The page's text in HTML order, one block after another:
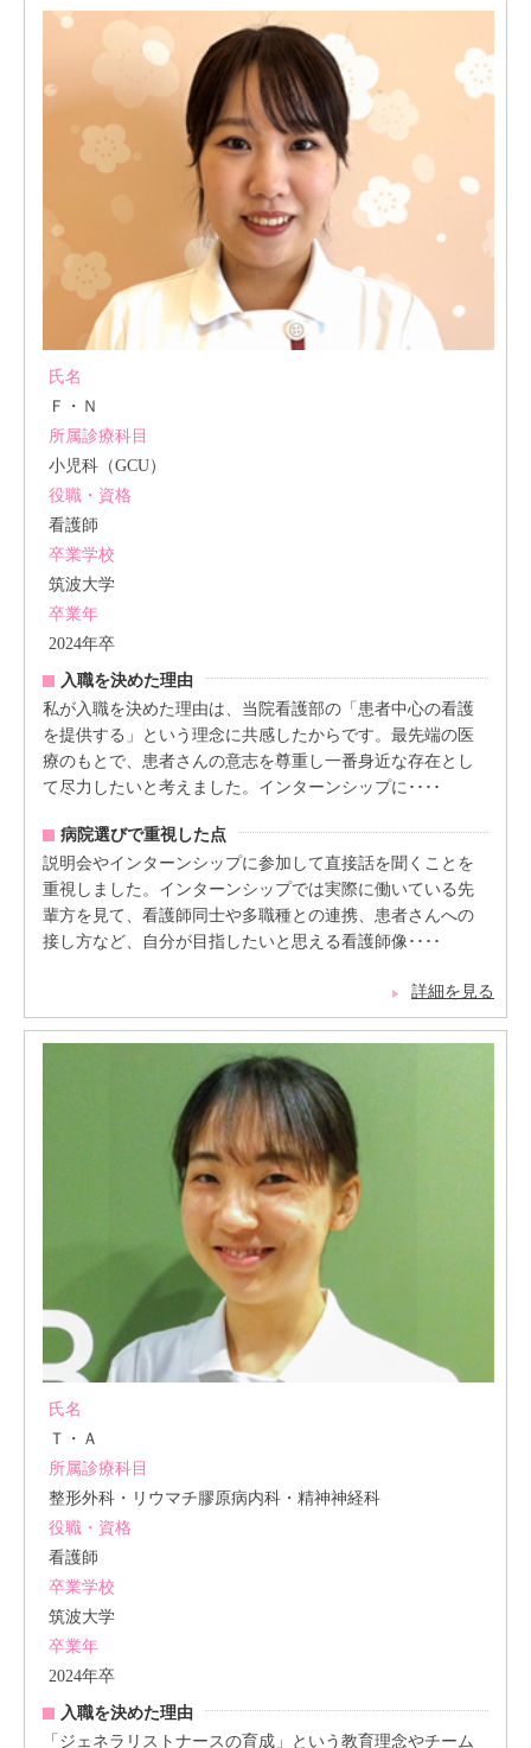
氏名
Ｆ・Ｎ
所属診療科目
小児科（GCU）
役職・資格
看護師
卒業学校
筑波大学
卒業年
2024年卒
入職を決めた理由
私が入職を決めた理由は、当院看護部の「患者中心の看護
を提供する」という理念に共感したからです。最先端の医
療のもとで、患者さんの意志を尊重し一番身近な存在とし
て尽力したいと考えました。インターンシップに････
病院選びで重視した点
説明会やインターンシップに参加して直接話を聞くことを
重視しました。インターンシップでは実際に働いている先
輩方を見て、看護師同士や多職種との連携、患者さんへの
接し方など、自分が目指したいと思える看護師像････
詳細を見る
氏名
Ｔ・Ａ
所属診療科目
整形外科・リウマチ膠原病内科・精神神経科
役職・資格
看護師
卒業学校
筑波大学
卒業年
2024年卒
入職を決めた理由
「ジェネラリストナースの育成」という教育理念やチーム